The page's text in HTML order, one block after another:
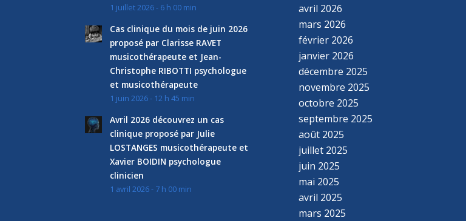
1 juillet 2026 - 6 h 00 min
Cas clinique du mois de juin 2026
proposé par Clarisse RAVET
musicothérapeute et Jean-
Christophe RIBOTTI psychologue
et musicothérapeute
1 juin 2026 - 12 h 45 min
Avril 2026 découvrez un cas
clinique proposé par Julie
LOSTANGES musicothérapeute et
Xavier BOIDIN psychologue
clinicien
1 avril 2026 - 7 h 00 min
avril 2026
mars 2026
février 2026
janvier 2026
décembre 2025
novembre 2025
octobre 2025
septembre 2025
août 2025
juillet 2025
juin 2025
mai 2025
avril 2025
mars 2025